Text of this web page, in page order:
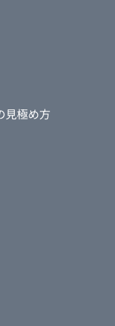
を選んだ理由
い。
わせの誘導が
海外観光客様
しやすくなり
見極め方